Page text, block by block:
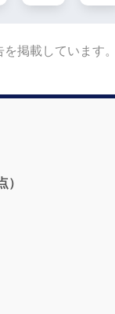
掲載しています。